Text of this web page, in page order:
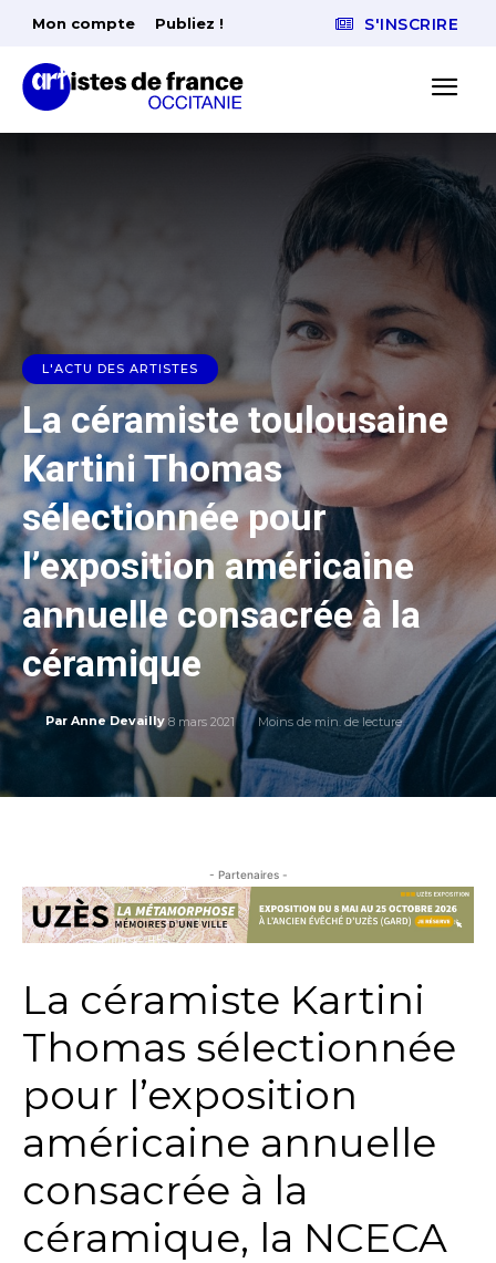
Mon compte Publiez ! S'INSCRIRE
L'ACTU DES ARTISTES
La céramiste toulousaine
Kartini Thomas
sélectionnée pour
l’exposition américaine
annuelle consacrée à la
céramique
Par Anne Devailly 8 mars 2021 Moins de min. de lecture
- Partenaires -
La céramiste Kartini
Thomas sélectionnée
pour l’exposition
américaine annuelle
consacrée à la
céramique, la NCECA